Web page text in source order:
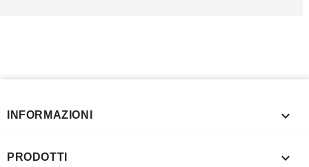
INFORMAZIONI 
PRODOTTI 